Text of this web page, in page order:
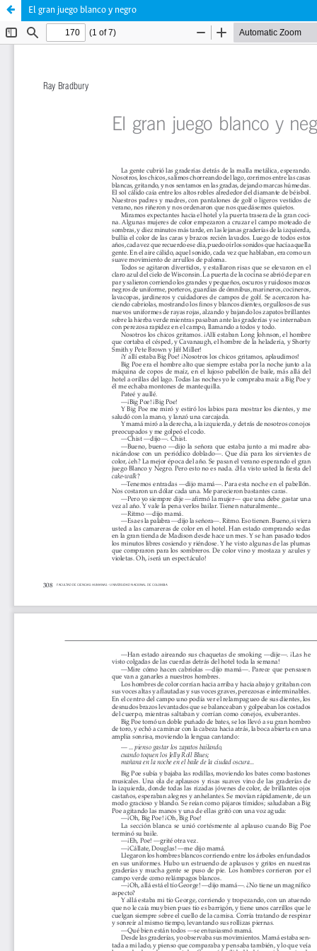
El gran juego blanco y negro